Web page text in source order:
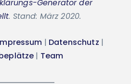
Generator der
. Stand: März 2020.
| Datenschutz |
| Team